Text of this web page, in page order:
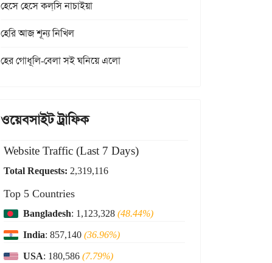
হেসে হেসে কল্‌সি নাচাইয়া
হেরি আজ শূন্য নিখিল
হের গোধূলি-বেলা সই ঘনিয়ে এলো
ওয়েবসাইট ট্রাফিক
Website Traffic (Last 7 Days)
Total Requests: 2,319,116
Top 5 Countries
Bangladesh: 1,123,328(48.44%)
India: 857,140(36.96%)
USA: 180,586(7.79%)